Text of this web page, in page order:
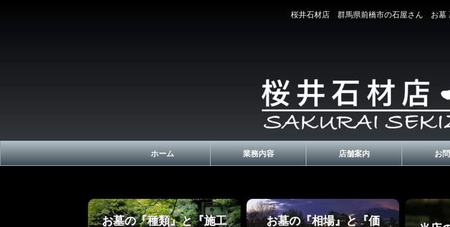
桜井石材店 群馬県前橋市の石屋さん お墓
ホーム 業務内容 店舗案内 お
お墓の『種類』と『施工
お墓の『相場』と『価